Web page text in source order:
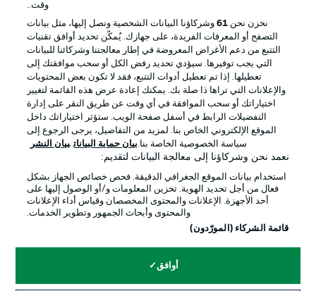
شروط الاستخدام القنوات الناقلة
الوظائف جهة النشر
تواصل معنا اللاعبون
© 2026 Bundesliga-Gruppe GmbH
وقت..
نخزن نحن 61وشركاؤنا البيانات الشخصية ونصل إليها، مثل بيانات
التصفح أو المعرفات الفريدة، على جهازك. يُمكّن تحديد أوافق تقنيات
التتبع من دعم الأغراض المعروضة في إطار معالجتنا وشركائنا للبيانات
التي يجب توفيرها. سيؤدي تحديد رفض الكل أو سحب موافقتك إلى
تعطيلها. إذا تم تعطيل أدوات التتبع، فقد لا تكون بعض المحتويات
والإعلانات التي تراها ذا صلة بك. يمكنك إعادة عرض هذه القائمة لتغيير
اختياراتك أو سحب الموافقة في أي وقت عن طريق النقر على إدارة
التفضيلات الرابط في أسفل صفحة الويب. ستؤثر اختياراتك داخل
الموقع الإلكتروني الخاص بنا. لمزيد من التفاصيل، يرجى الرجوع إلى
سياسة الخصوصية الخاصة بنا.بيان حماية البيانات بيان النشر
نعمد نحن وشركاؤنا إلى معالجة البيانات لتقديم:
استخدام بيانات الموقع الجغرافي الدقيقة. فحص خصائص الجهاز بشكل
فعال من أجل تحديد الهوية. تخزين المعلومات و/أو الوصول إليها على
أحد الأجهزة. الإعلانات والمحتوى المخصصان وقياس أداء الإعلانات
والمحتوى وأبحاث الجمهور وتطوير الخدمات.
قائمة الشركاء (المورّدون)
أوافق